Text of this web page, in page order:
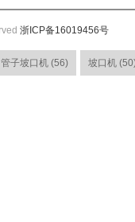
浙ICP备16019456号
管子坡口机 (56) 坡口机